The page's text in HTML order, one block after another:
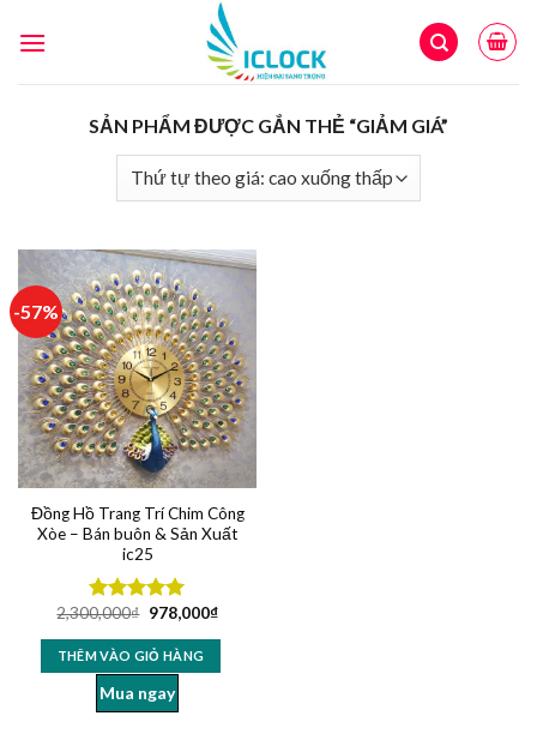
SẢN PHẨM ĐƯỢC GẮN THẺ “GIẢM GIÁ”
-57%
Đồng Hồ Trang Trí Chim Công
Xòe – Bán buôn & Sản Xuất
ic25
Được xếp
5 sao
2,300,000₫ 978,000₫
THÊM VÀO GIỎ HÀNG
Mua ngay